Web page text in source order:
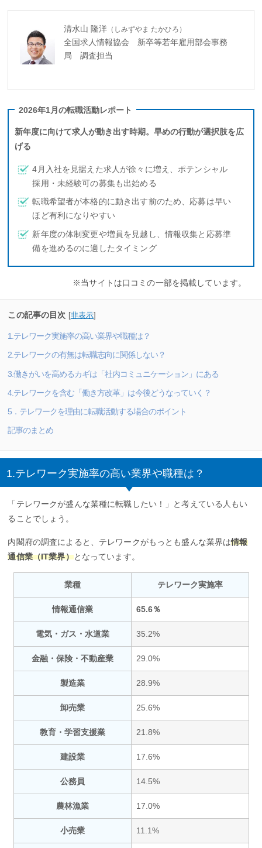
清水山 隆洋 （しみずやま たかひろ）
全国求人情報協会 新卒等若年雇用部会事務
局 調査担当
2026年1月の転職活動レポート
新年度に向けて求人が動き出す時期。早めの行動が選択肢を広
げる
4月入社を見据えた求人が徐々に増え、ポテンシャル
採用・未経験可の募集も出始める
転職希望者が本格的に動き出す前のため、応募は早い
ほど有利になりやすい
新年度の体制変更や増員を見越し、情報収集と応募準
備を進めるのに適したタイミング
※当サイトは口コミの一部を掲載しています。
この記事の目次 [非表示]
1.テレワーク実施率の高い業界や職種は？
2.テレワークの有無は転職志向に関係しない？
3.働きがいを高めるカギは「社内コミュニケーション」にある
4.テレワークを含む「働き方改革」は今後どうなっていく？
5．テレワークを理由に転職活動する場合のポイント
記事のまとめ
1.テレワーク実施率の高い業界や職種は？
「テレワークが盛んな業種に転職したい！」と考えている人もい
ることでしょう。
内閣府の調査によると、テレワークがもっとも盛んな業界は情報
通信業（IT業界）となっています。
業種 テレワーク実施率
情報通信業 65.6％
電気・ガス・水道業 35.2%
金融・保険・不動産業 29.0%
製造業 28.9%
卸売業 25.6%
教育・学習支援業 21.8%
建設業 17.6%
公務員 14.5%
農林漁業 17.0%
小売業 11.1%